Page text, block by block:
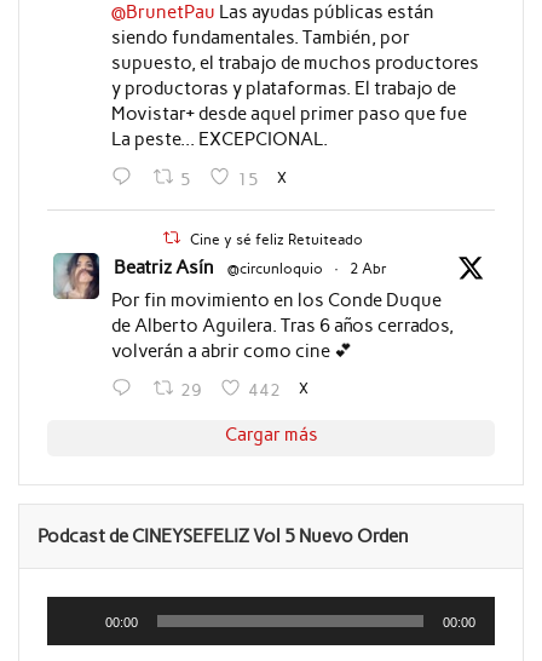
@BrunetPau Las ayudas públicas están
siendo fundamentales. También, por
supuesto, el trabajo de muchos productores
y productoras y plataformas. El trabajo de
Movistar+ desde aquel primer paso que fue
La peste... EXCEPCIONAL.
5 15 X
Cine y sé feliz Retuiteado
Beatriz Asín @circunloquio · 2 Abr
Por fin movimiento en los Conde Duque
de Alberto Aguilera. Tras 6 años cerrados,
volverán a abrir como cine 💕
29 442 X
Cargar más
Podcast de CINEYSEFELIZ Vol 5 Nuevo Orden
Reproductor
audio
00:00 00:00